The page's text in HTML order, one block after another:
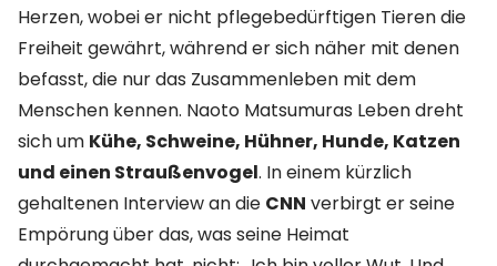
Herzen, wobei er nicht pflegebedürftigen Tieren die
Freiheit gewährt, während er sich näher mit denen
befasst, die nur das Zusammenleben mit dem
Menschen kennen. Naoto Matsumuras Leben dreht
sich um Kühe, Schweine, Hühner, Hunde, Katzen
und einen Straußenvogel. In einem kürzlich
gehaltenen Interview an die CNN verbirgt er seine
Empörung über das, was seine Heimat